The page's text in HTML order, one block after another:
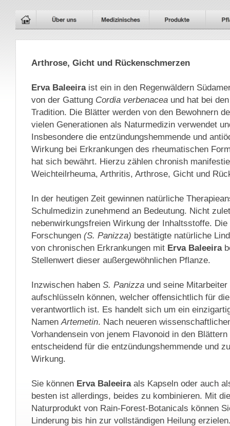
Arthrose, Gicht und Rückenschmerzen
Erva Baleeiraist ein in den Regenwäldern
von der Gattung Cordia verbenacea und hat bei
Tradition. Die Blätter werden von den Bewohnern
vielen Generationen als Naturmedizin verwendet
Insbesondere die entzündungshemmende und
Wirkung bei Erkrankungen des rheumatischen
hat sich bewährt. Hierzu zählen chronish
Weichteilrheuma, Arthritis, Arthrose, Gicht und
In der heutigen Zeit gewinnen natürliche
Schulmedizin zunehmend an Bedeutung. Nicht
nebenwirkungsfreien Wirkung der Inhaltsstoffe.
Forschungen (S. Panizza) bestätigte natürliche
von chronischen Erkrankungen mit Erva Baleeira
Stellenwert dieser außergewöhnlichen Pflanze.
Inzwischen haben S. Panizza und seine
aufschlüsseln können, welcher offensichtlich für
verantwortlich ist. Es handelt sich um ein
NamenArtemetin. Nach neueren
Vorhandensein von jenem Flavonoid in den
entscheidend für die entzündungshemmende und
Wirkung.
Sie können Erva Baleeiraals Kapseln oder auch
besten ist allerdings, beides zu kombinieren. Mit
Naturprodukt von Rain-Forest-Botanicals können
Linderung bis hin zur vollständigen Heilung